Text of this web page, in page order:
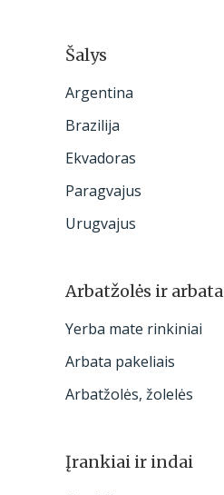
Šalys
Argentina
Brazilija
Ekvadoras
Paragvajus
Urugvajus
Arbatžolės ir arbata
Yerba mate rinkiniai
Arbata pakeliais
Arbatžolės, žolelės
Įrankiai ir indai